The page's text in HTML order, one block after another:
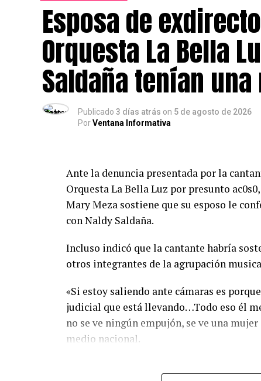
Esposa de
Orquesta La Bella
Saldaña tenían
Publicado 3 días atrás on 5 de agosto de 2026
PorVentana Informativa
Ante la denuncia presentada por la
Orquesta La Bella Luz por presunto
Mary Meza sostiene que su esposo le
con Naldy Saldaña.
Incluso indicó que la cantante habría
otros integrantes de la agrupación
«Si estoy saliendo ante cámaras es
judicial que está llevando…Todo eso él
no se ve ningún empujón, se ve una
medio nacional.